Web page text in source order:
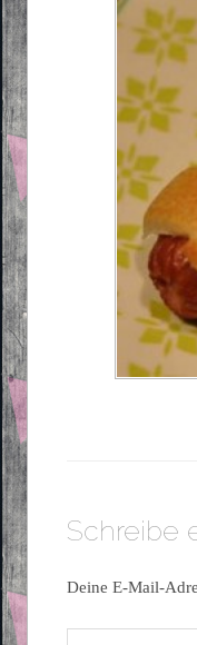
Schreibe
Deine E-Mail-